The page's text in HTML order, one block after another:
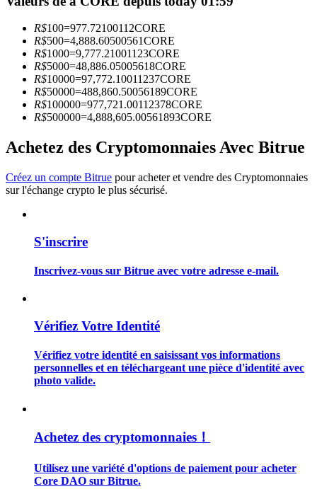
Information
Analyse de mégadonnées, y compris des informations
commerciales, etc.
Guide de démarrage des contrats à terme
Stratégies de trading
R$100=977.72100112CORE
R$500=4,888.60500561CORE
R$1000=9,777.21001123CORE
R$5000=48,886.05005618CORE
R$10000=97,772.10011237CORE
R$50000=488,860.50056189CORE
R$100000=977,721.00112378CORE
R$500000=4,888,605.00561893CORE
Achetez des Cryptomonnaies Avec Bitrue
Créez un compte Bitrue pour acheter et vendre des Cryptomonnaies
sur l'échange crypto le plus sécurisé.
S'inscrire
Inscrivez-vous sur Bitrue avec votre adresse e-mail.
Vérifiez Votre Identité
Vérifiez votre identité en saisissant vos informations
personnelles et en téléchargeant une pièce d'identité avec
photo valide.
Achetez des cryptomonnaies！
Utilisez une variété d'options de paiement pour acheter
Core DAO sur Bitrue.